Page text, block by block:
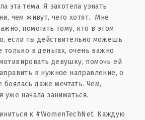
эта тема. Я захотела узнать
чем живут, чего хотят. Мне
помогать тому, кто в этом
если ты действительно можешь
только в деньгах, очень важно
девушку, помочь ей
в нужное направление, о
даже мечтать. Чем,
уже начала заниматься.
к #WomenTechNet. Каждую